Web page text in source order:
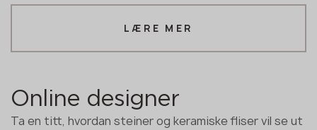
LÆRE MER
Online designer
Ta en titt, hvordan steiner og keramiske fliser vil se ut